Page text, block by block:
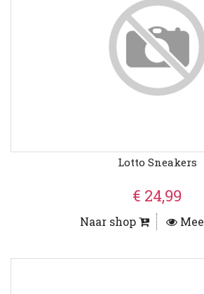
Lotto Sneakers
€ 24,99
Naar shop